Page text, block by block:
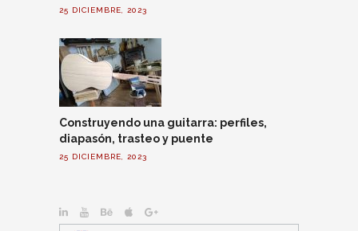
25 DICIEMBRE, 2023
Construyendo una guitarra: perfiles,
diapasón, trasteo y puente
25 DICIEMBRE, 2023